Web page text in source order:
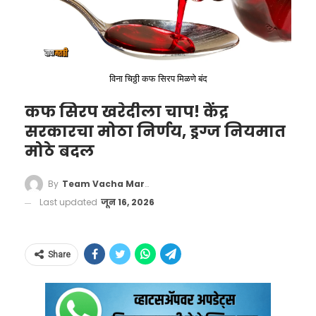
Mandala ke khel mein ab aapki
baari hai. Mol chukane ka waqt
aa gaya hai
now, only on
pic.twitter.com/9XHvY10cqh
विना चिठ्ठी कफ सिरप मिळणे बंद
कफ सिरप खरेदीला चाप! केंद्र
सरकारचा मोठा निर्णय, ड्रग्ज नियमात
मोठे बदल
By Team Vacha Marathi
Last updated जून 16, 2026
Share